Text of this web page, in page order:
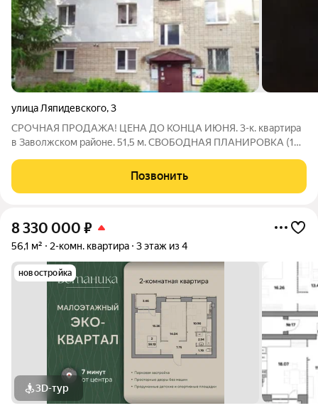
улица Ляпидевского,3
СРОЧНАЯ ПРОДАЖА! ЦЕНА ДО КОНЦА ИЮНЯ. 3-к. квартира
в Заволжском районе. 51,5 м. СВОБОДНАЯ ПЛАНИРОВКА (1
чистый лист. Убираете перегородки (если нужно) и делаете
дизайн под себя: хоть
Позвонить
8 330 000 ₽
56,1 м² 2-комн. квартира 3 этаж из 4
новостройка
3D-тур